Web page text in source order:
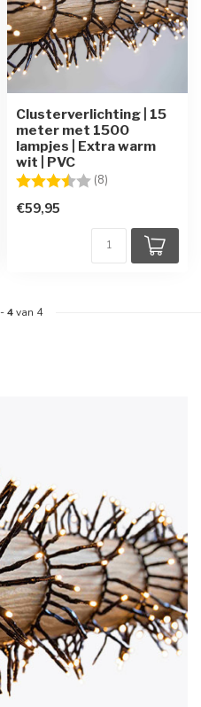
Clusterverlichting | 15
meter met 1500
lampjes | Extra warm
wit | PVC
Beoordeling: (8)
€59,95
-4van 4